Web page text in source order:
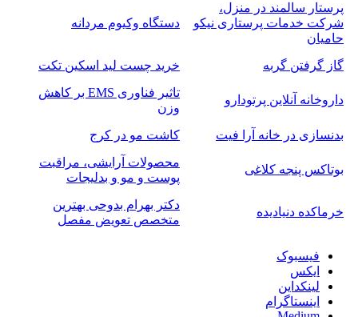
پرستار سالمند در منزل،
شرکت خدمات پرستاری نیکو
حامیان
دستگاه وکیوم مردانه
گاز گرفتن گربه خرید چست لید اسکین تکت
داروخانه آنلاین پرتودارو
تاثیر فناوری EMS بر کاهش
وزن
بدنسازی در خانه آرا فیت
کاشت مو در کرج
بوتاکس پنجه کلاغی
محصولات آرایشی، مراقبت
پوست و مو و بدلیجات
خرماکده دنیادیده
دکتر بهرام بدوحی بهترین
متخصص تعویض مفصل
فیسبوک
ایکس
لینکداین
اینستاگرام